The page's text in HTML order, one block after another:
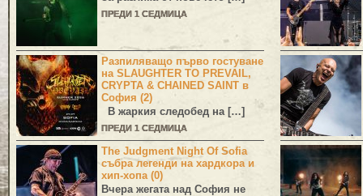
ПРЕДИ 1 СЕДМИЦА
Разпиляващо първо гостуване
на SLAUGHTER TO PREVAIL,
CRYPTA & CHAINED SAINT в
София (2)
В жаркия следобед на […]
ПРЕДИ 1 СЕДМИЦА
The Judgment Night Of Sofia
събра легенди на хардкора и
хип-хопа (0)
Вчера жегата над София не